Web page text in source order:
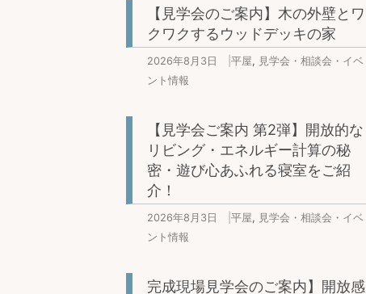
【見学会のご案内】木の外壁とワ
クワクするウッドデッキの家
2026年8月3日 平屋, 見学会・相談会・イベ
ント情報
【見学会ご案内 第2弾】開放的な
リビング・エネルギー計算の秘
密・遊び心あふれる寝室をご紹
介！
2026年8月3日 平屋, 見学会・相談会・イベ
ント情報
完成現場見学会のご案内】開放感